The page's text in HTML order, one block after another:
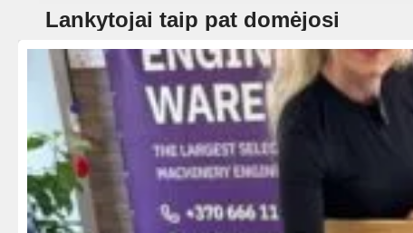
Lankytojai taip pat domėjosi